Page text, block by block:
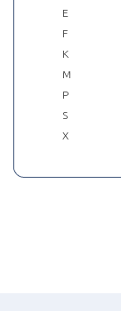
E
F
K
M
P
S
X